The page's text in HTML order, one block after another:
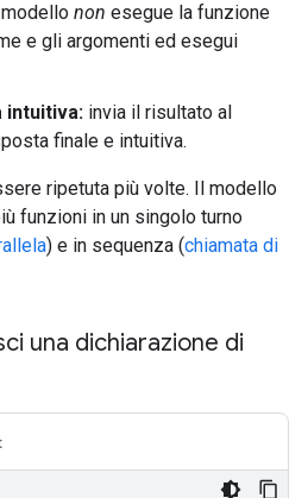
non esegue la funzione
e gli argomenti ed esegui
intuitiva: invia il risultato al
finale e intuitiva.
ripetuta più volte. Il modello
funzioni in un singolo turno
) e in sequenza (chiamata di
una dichiarazione di